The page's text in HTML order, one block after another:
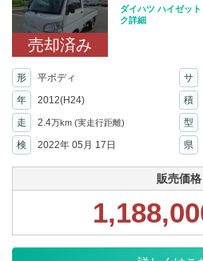
売却済み
ダイハツ ハイゼッ
ク詳細
形 平ボディ サ
年
2012(H24) 積
走 2.4万km (実走行距離) 型
検
2022年 05月 17日 県
販売価格